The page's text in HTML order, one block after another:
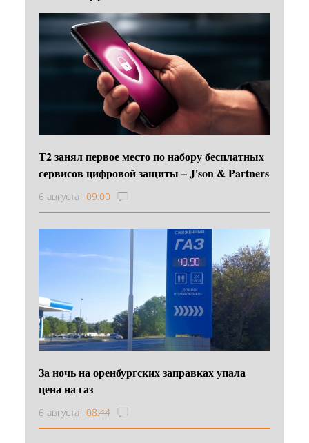
Т2 занял первое место по набору бесплатных
сервисов цифровой защиты – J'son & Partners
6 августа 09:00
За ночь на оренбургских заправках упала
цена на газ
6 августа 08:44